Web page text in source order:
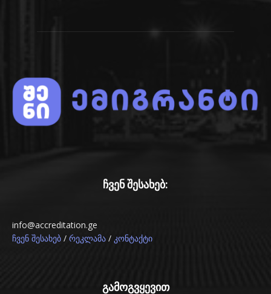
ჩვენ შესახებ:
info@accreditation.ge
ჩვენ შესახებ / რეკლამა / კონტაქტი
გამოგვყევით